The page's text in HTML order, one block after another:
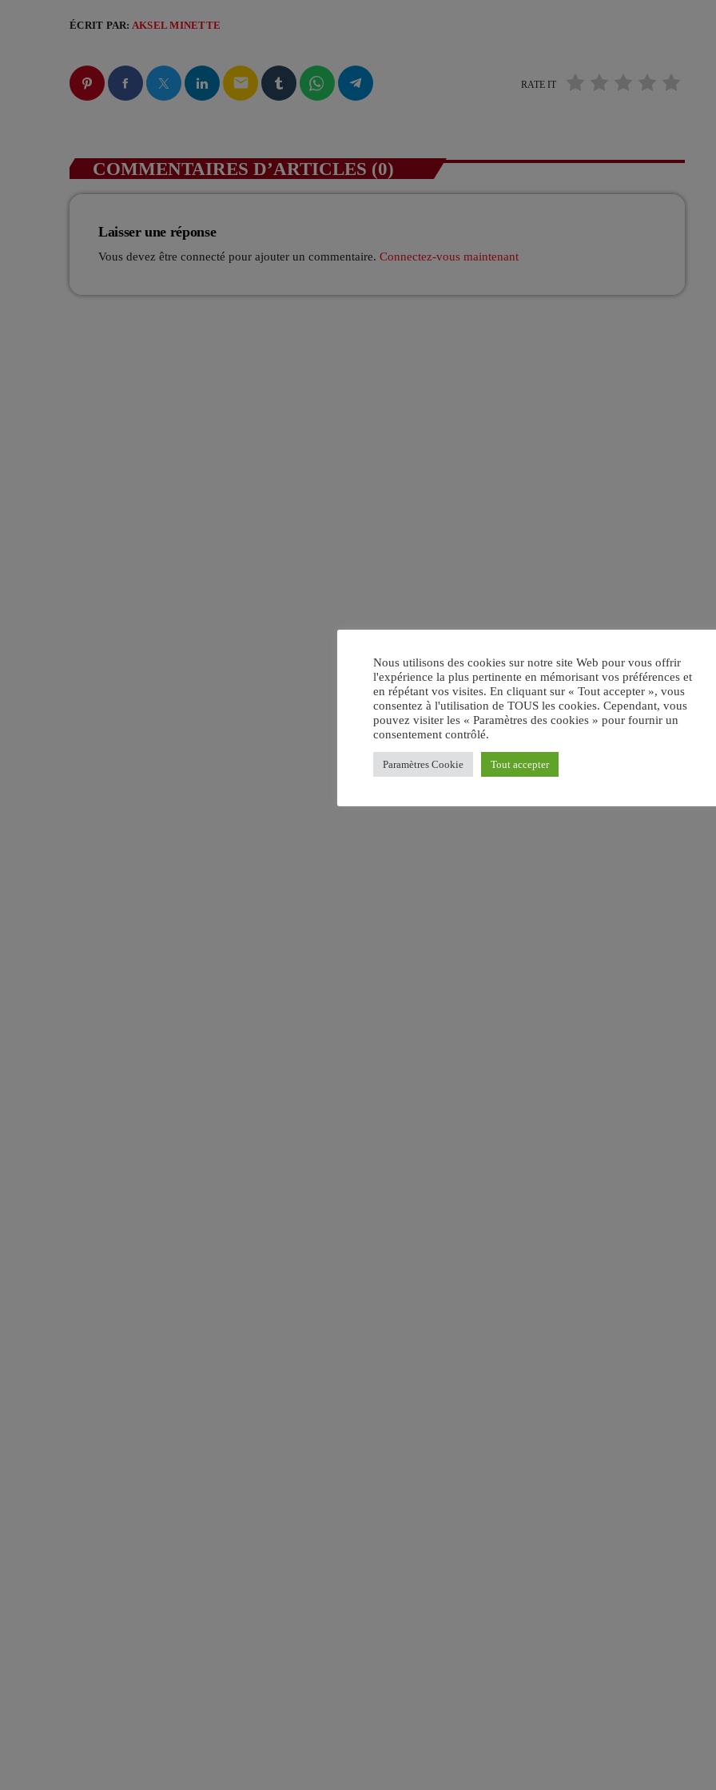
ÉCRIT PAR: AKSEL MINETTE
email RATE IT
COMMENTAIRES D’ARTICLES (0)
Laisser une réponse
Vous devez être connecté pour ajouter un commentaire. Connectez-vous maintenant
Nous utilisons des cookies sur notre site Web pour vous offrir
l'expérience la plus pertinente en mémorisant vos préférences et
en répétant vos visites. En cliquant sur « Tout accepter », vous
consentez à l'utilisation de TOUS les cookies. Cependant, vous
pouvez visiter les « Paramètres des cookies » pour fournir un
consentement contrôlé.
Paramètres Cookie Tout accepter